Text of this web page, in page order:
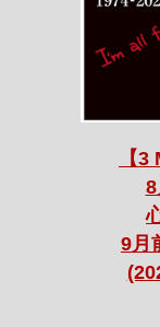
【
9月